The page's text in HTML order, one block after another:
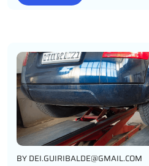
BYDEI.GUIRIBALDE@GMAIL.COM